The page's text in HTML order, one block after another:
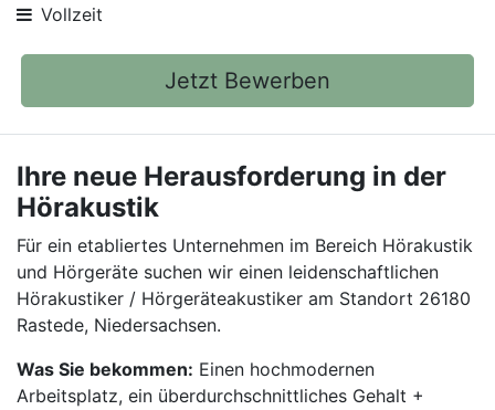
Vollzeit
Jetzt Bewerben
Ihre neue Herausforderung in der
Hörakustik
Für ein etabliertes Unternehmen im Bereich Hörakustik
und Hörgeräte suchen wir einen leidenschaftlichen
Hörakustiker / Hörgeräteakustiker am Standort 26180
Rastede, Niedersachsen.
Was Sie bekommen: Einen hochmodernen
Arbeitsplatz, ein überdurchschnittliches Gehalt +